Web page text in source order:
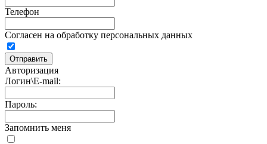
Телефон
Согласен на обработку персональных данных
Авторизация
Логин\E-mail:
Пароль:
Запомнить меня